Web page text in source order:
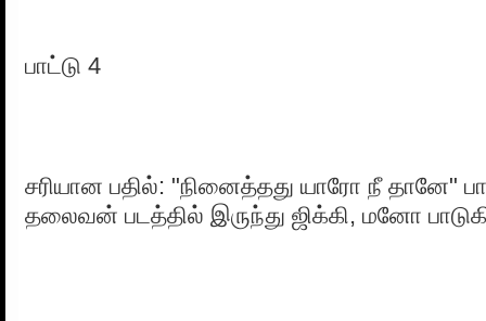
பாட்டு 4
சரியான பதில்: "நினைத்தது யாரோ நீ தானே"
தலைவன் படத்தில் இருந்து ஜிக்கி, மனோ